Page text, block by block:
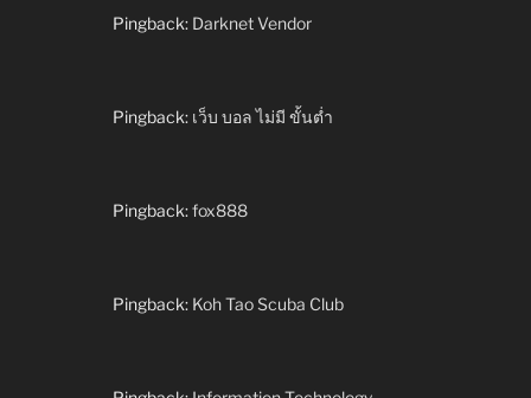
Pingback: Darknet Vendor
Pingback: เว็บ บอล ไม่มี ขั้นต่ำ
Pingback:fox888
Pingback: Koh Tao Scuba Club